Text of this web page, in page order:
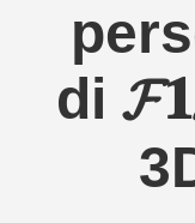
di